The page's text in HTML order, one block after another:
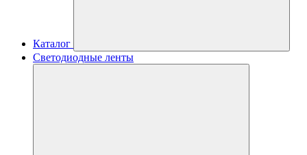
Каталог
Светодиодные ленты